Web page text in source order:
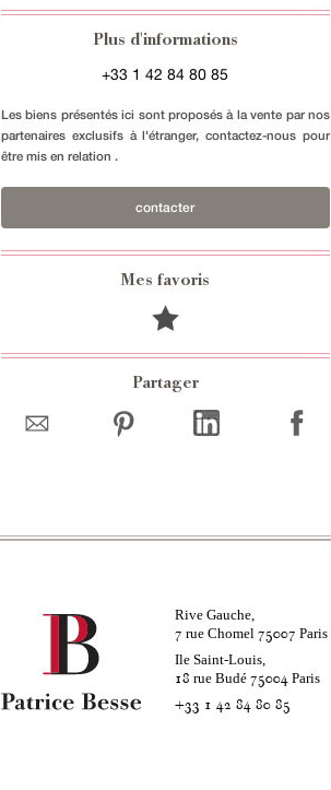
Plus d'informations
+33 1 42 84 80 85
Les biens présentés ici sont proposés à la vente par nos
partenaires exclusifs à l'étranger, contactez-nous pour
être mis en relation .
contacter
Mes favoris
Partager
Rive Gauche,
7 rue Chomel 75007 Paris
Ile Saint-Louis,
18 rue Budé 75004Paris
+33 1 42 84 80 85